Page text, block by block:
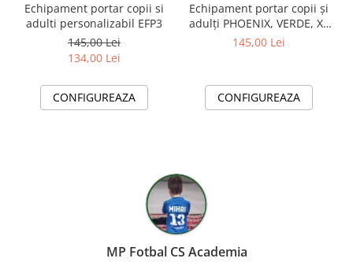
Echipament portar copii si
adulti personalizabil EFP3
145,00 Lei
134,00 Lei
CONFIGUREAZA
Echipament portar copii și
adulți PHOENIX, VERDE, XL
EFP10
145,00 Lei
CONFIGUREAZA
MP Fotbal CS Academia